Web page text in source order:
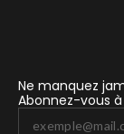
Ne manquez
Abonnez-vous